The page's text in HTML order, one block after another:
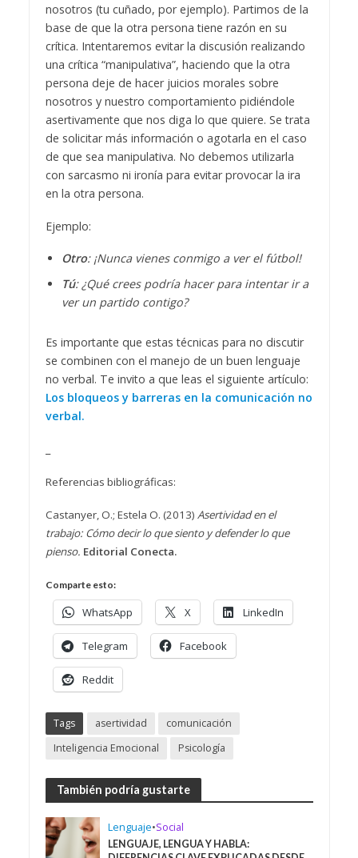
nosotros (tu cuñado, por ejemplo). Partimos de la
base de que la otra persona tiene razón en su
crítica. Intentaremos evitar la discusión realizando
una crítica “manipulativa”, haciendo que la otra
persona deje de hacer juicios morales sobre
nosotros y nuestro comportamiento pidiéndole
asertivamente que nos diga lo que quiere. Se trata
de solicitar más información o agotarla en el caso
de que sea manipulativa. No debemos utilizarla
con sarcasmo ni ironía para evitar provocar la ira
en la otra persona.
Ejemplo:
Otro: ¡Nunca vienes conmigo a ver el fútbol!
Tú: ¿Qué crees podría hacer para intentar ir a
ver un partido contigo?
Es importante que estas técnicas para no discutir
se combinen con el manejo de un buen lenguaje
no verbal. Te invito a que leas el siguiente artículo:
Los bloqueos y barreras en la comunicación no
verbal.
Referencias bibliográficas:
Castanyer, O.; Estela O. (2013) Asertividad en el
trabajo: Cómo decir lo que siento y defender lo que
pienso. Editorial Conecta.
Comparte esto:
WhatsApp X LinkedIn
Telegram Facebook
Reddit
Tags asertividad
comunicación
Inteligencia Emocional
Psicología
También podría gustarte
Lenguaje•Social
LENGUAJE, LENGUA Y HABLA: